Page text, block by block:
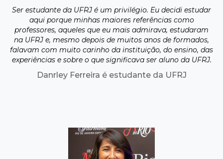
Ser estudante da UFRJ é um privilégio. Eu decidi estudar
aqui porque minhas maiores referências como
professores, aqueles que eu mais admirava, estudaram
na UFRJ e, mesmo depois de muitos anos de formados,
falavam com muito carinho da instituição, do ensino, das
experiências e sobre o que significava ser aluno da UFRJ.
Danrley Ferreira é estudante da UFRJ